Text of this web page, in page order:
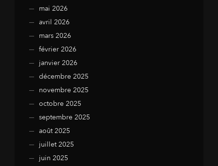
mai 2026
avril 2026
mars 2026
février 2026
janvier 2026
décembre 2025
novembre 2025
octobre 2025
septembre 2025
août 2025
juillet 2025
juin 2025